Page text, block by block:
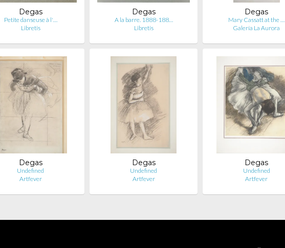
Degas
Petite danseuse à l'…
Libretis
Degas
A la barre. 1888-188…
Libretis
Degas
Mary Cassatt at the …
Galería La Aurora
Degas
Undefined
Artfever
Degas
Undefined
Artfever
Degas
Undefined
Artfever